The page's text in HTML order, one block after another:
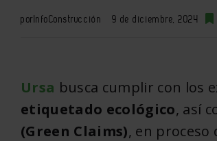
porInfoConstrucción 9 de diciembre, 2024
Ursa busca cumplir con los
etiquetado ecológico, así
(Green Claims), en proceso